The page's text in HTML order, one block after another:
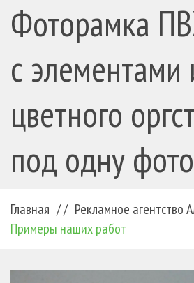
Фоторамка
с элементами
цветного
под одну
Главная / / Рекламное агентство
Примеры наших работ